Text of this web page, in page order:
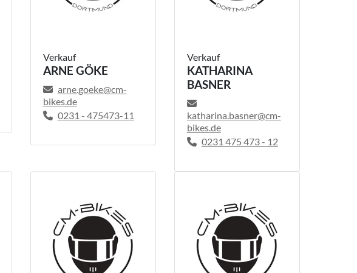
Verkauf
ARNE GÖKE
arne.goeke@cm-
bikes.de
0231 - 475473-11
Verkauf
KATHARINA
BASNER
katharina.basner@cm-
bikes.de
0231 475 473 - 12